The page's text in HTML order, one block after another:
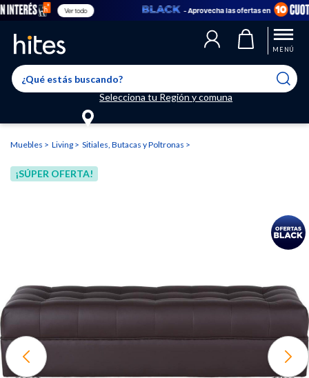
Ver todo - Aprovecha las ofertas en
MENÚ
Selecciona tu Región y comuna
El producto ha sido eliminado correctamente
El producto ha sido agregado a tu lista de favoritos correctamente
Llegaste al límite de productos favoritos permitidos, para agregar
uno nuevo ingresa a “Mi cuenta” y elimina los que ya no necesitas.
Muebles Living Sitiales, Butacas y Poltronas
¡SÚPER OFERTA!